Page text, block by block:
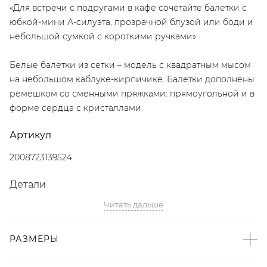
«Для встречи с подругами в кафе сочетайте балетки с
юбкой-мини А-силуэта, прозрачной блузой или боди и
небольшой сумкой с короткими ручками».
Белые балетки из сетки – модель с квадратным мысом
на небольшом каблуке-кирпичике. Балетки дополнены
ремешком со сменными пряжками: прямоугольной и в
форме сердца с кристаллами.
Артикул
2008723139524
Детали
– Дизайн: Санкт-Петербург, Россия;
– Белый цвет;
Читать дальше
РАЗМЕРЫ